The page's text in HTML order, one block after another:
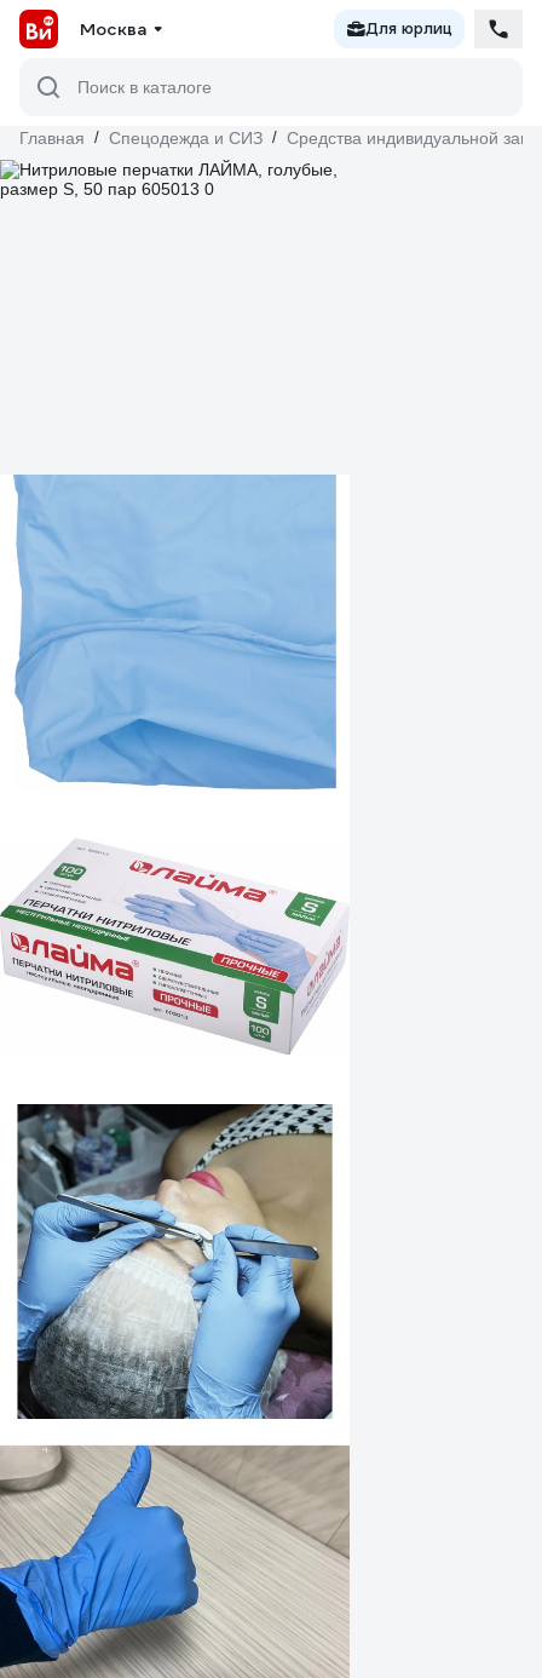
Москва Для юрлиц
Поиск в каталоге
Главная / Спецодежда и СИЗ / Средства индивидуальной